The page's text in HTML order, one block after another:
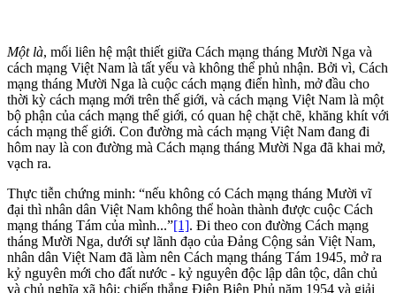
Một là, mối liên hệ mật thiết giữa Cách mạng tháng Mười Nga và
cách mạng Việt Nam là tất yếu và không thể phủ nhận. Bởi vì, Cách
mạng tháng Mười Nga là cuộc cách mạng điển hình, mở đầu cho
thời kỳ cách mạng mới trên thế giới, và cách mạng Việt Nam là một
bộ phận của cách mạng thế giới, có quan hệ chặt chẽ, khăng khít với
cách mạng thế giới. Con đường mà cách mạng Việt Nam đang đi
hôm nay là con đường mà Cách mạng tháng Mười Nga đã khai mở,
vạch ra.
Thực tiễn chứng minh: “nếu không có Cách mạng tháng Mười vĩ
đại thì nhân dân Việt Nam không thể hoàn thành được cuộc Cách
mạng tháng Tám của mình...”[1]. Đi theo con đường Cách mạng
tháng Mười Nga, dưới sự lãnh đạo của Đảng Cộng sản Việt Nam,
nhân dân Việt Nam đã làm nên Cách mạng tháng Tám 1945, mở ra
kỷ nguyên mới cho đất nước - kỷ nguyên độc lập dân tộc, dân chủ
và chủ nghĩa xã hội; chiến thắng Điện Biên Phủ năm 1954 và giải